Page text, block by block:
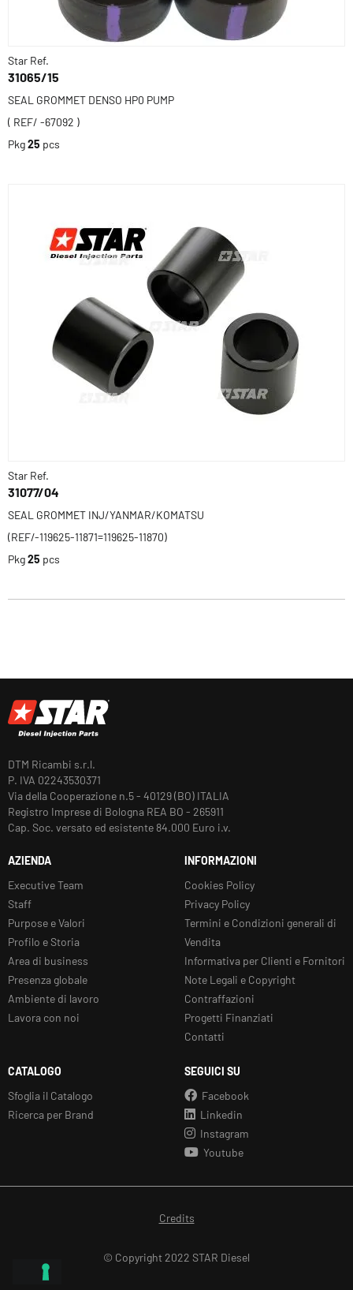
Star Ref.
31065/15
SEAL GROMMET DENSO HP0 PUMP
( REF/ -67092 )
Pkg25 pcs
Star Ref.
31077/04
SEAL GROMMET INJ/YANMAR/KOMATSU
(REF/-119625-11871=119625-11870)
Pkg25 pcs
DTM Ricambi s.r.l.
P. IVA 02243530371
Via della Cooperazione n.5 - 40129 (BO) ITALIA
Registro Imprese di Bologna REA BO - 265911
Cap. Soc. versato ed esistente 84.000 Euro i.v.
AZIENDA
Executive Team
Staff
Purpose e Valori
Profilo e Storia
Area di business
Presenza globale
Ambiente di lavoro
Lavora con noi
INFORMAZIONI
Cookies Policy
Privacy Policy
Termini e Condizioni generali di
Vendita
Informativa per Clienti e Fornitori
Note Legali e Copyright
Contraffazioni
Progetti Finanziati
Contatti
CATALOGO
Sfoglia il Catalogo
Ricerca per Brand
SEGUICI SU
Facebook
Linkedin
Instagram
Youtube
Credits
© Copyright 2022 STAR Diesel